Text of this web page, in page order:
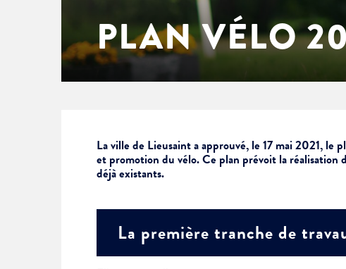
Culture
Solidarité
Annuaires & carte interactive
Je suis senior
État-civil & papiers
Location de salles
Urbanisme
Séances du Conseil municipal
Actes administratifs
Ville écologique
PLAN VÉLO
La ville de Lieusaint a approuvé, le 17 mai 2021,
et promotion du vélo. Ce plan prévoit la réalisation
déjà existants.
La première tranche de